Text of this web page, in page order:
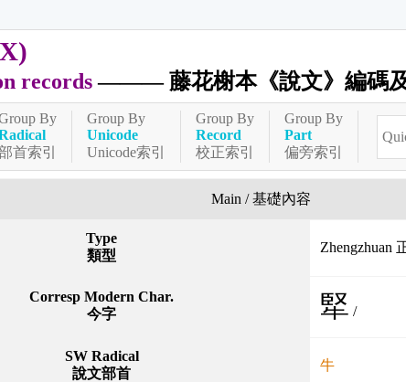
records ——— 藤花榭本《說文》編碼
By
首索引
Group By
Unicode
Unicode索引
Group By
Record
校正索引
Group By
Part
偏旁索引
Main / 基礎內容
Type
類型
Zhengzhuan
Corresp Modern Char.
今字
㹂 /
SW Radical
說文部首
牛